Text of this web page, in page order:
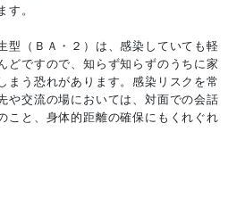
す。
（ＢＡ・２）は、感染していても軽
どですので、知らず知らずのうちに家
まう恐れがあります。感染リスクを常
や交流の場においては、対面での会話
こと、身体的距離の確保にもくれぐれ